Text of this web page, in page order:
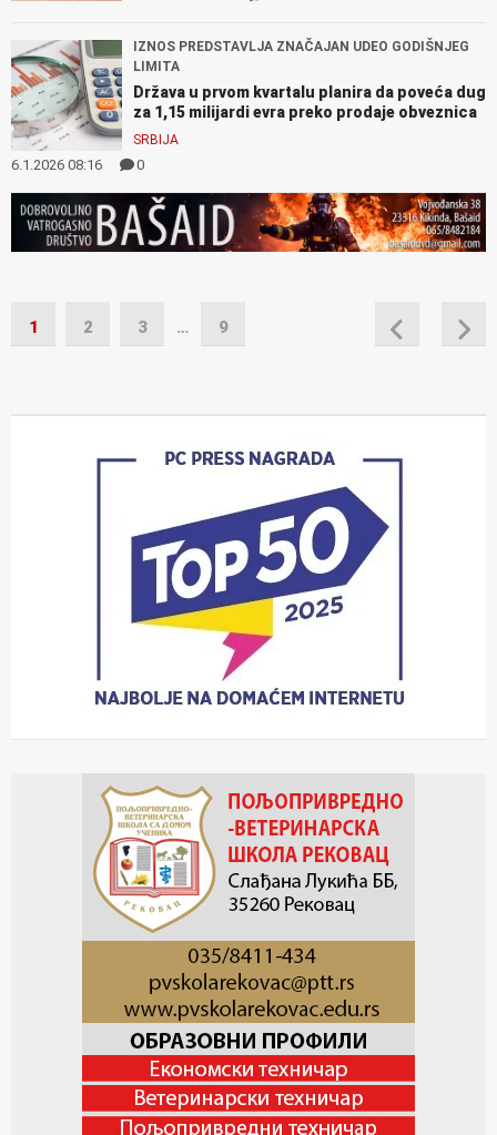
IZNOS PREDSTAVLJA ZNAČAJAN UDEO GODIŠNJEG
LIMITA
Država u prvom kvartalu planira da poveća dug
za 1,15 milijardi evra preko prodaje obveznica
SRBIJA
6.1.2026 08:16 0
1 2 3 … 9